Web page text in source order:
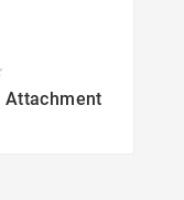
Attachment